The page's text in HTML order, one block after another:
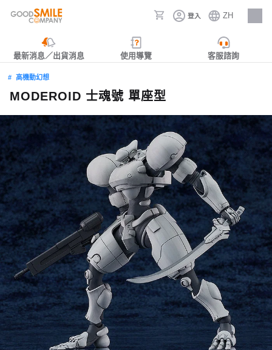
登入 ZH
人才招募
最新消息／出貨消息 使用導覽 客服諮詢
高機動幻想
MODEROID 士魂號 單座型